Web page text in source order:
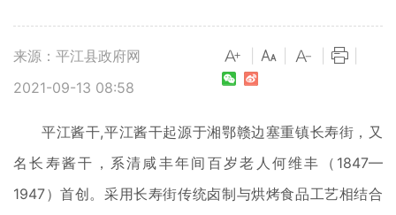
来源：平江县政府网
2021-09-13 08:58
平江酱干,平江酱干起源于湘鄂赣边塞重镇长寿街，又
名长寿酱干，系清咸丰年间百岁老人何维丰（1847—
1947）首创。采用长寿街传统卤制与烘烤食品工艺相结合